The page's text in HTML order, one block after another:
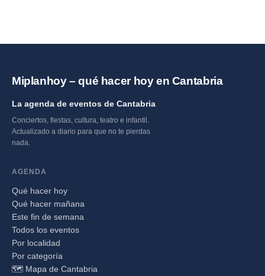
Miplanhoy – qué hacer hoy en Cantabria
La agenda de eventos de Cantabria
Conciertos, fiestas, cultura, teatro e infantil.
Actualizado a diario para que no te pierdas
nada.
AGENDA
Qué hacer hoy
Qué hacer mañana
Este fin de semana
Todos los eventos
Por localidad
Por categoría
🗺️ Mapa de Cantabria